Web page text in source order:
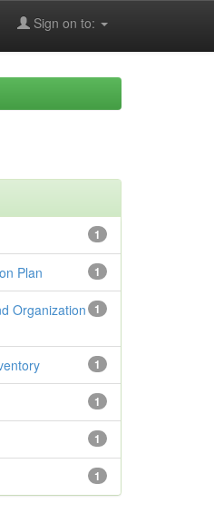
Sign on to:
1
1
Plan
1
Organization
1
1
1
1